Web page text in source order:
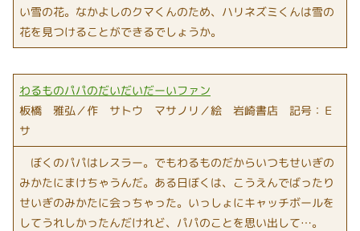
い雪の花。なかよしのクマくんのため、ハリネズミくんは雪の
花を見つけることができるでしょうか。
わるものパパのだいだいだーいファン
板橋 雅弘／作 サトウ マサノリ／絵 岩崎書店 記号：Ｅ
サ
ぼくのパパはレスラー。でもわるものだからいつもせいぎの
みかたにまけちゃうんだ。ある日ぼくは、こうえんでばったり
せいぎのみかたに会っちゃった。いっしょにキャッチボールを
してうれしかったんだけれど、パパのことを思い出して…。